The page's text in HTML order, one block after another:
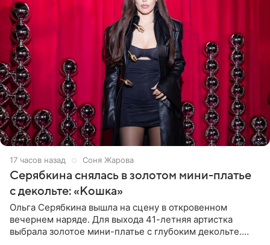
17 часов назад Соня Жарова
Серябкина снялась в золотом мини-платье
с декольте: «Кошка»
Ольга Серябкина вышла на сцену в откровенном
вечернем наряде. Для выхода 41-летняя артистка
выбрала золотое мини-платье с глубоким декольте.